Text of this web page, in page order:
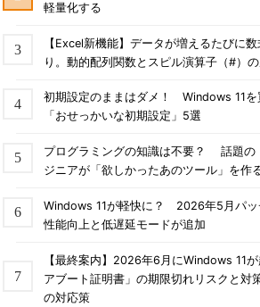
軽量化する
【Excel新機能】データが増えるたびに
り。動的配列関数とスピル演算子（#）
初期設定のままはダメ！ Windows 11を
「おせっかいな初期設定」5選
プログラミングの知識は不要？ 話題の
ジニアが「欲しかったあのツール」を作
Windows 11が軽快に？ 2026年5月パッ
性能向上と低遅延モードが追加
【最終案内】2026年6月にWindows 11
アブート証明書」の期限切れリスクと対
の対応策